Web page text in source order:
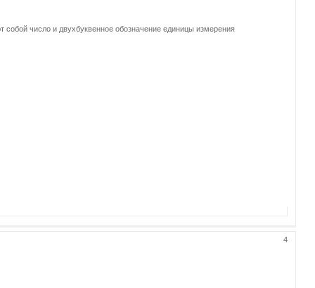
число и двухбуквенное обозначение единицы измерения
4